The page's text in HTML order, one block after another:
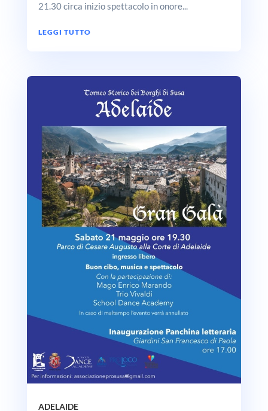
21.30 circa inizio spettacolo in onore...
LEGGI TUTTO
ADELAIDE